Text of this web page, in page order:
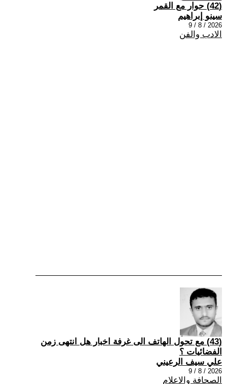
(42) حوار مع القمر
سينو إبراهيم
2026 / 8 / 9
الادب والفن
(43) مع تحول الهاتف الى غرفة اخبار هل انتهى زمن
الفضائيات ؟
علي سيف الرعيني
2026 / 8 / 9
الصحافة والاعلام